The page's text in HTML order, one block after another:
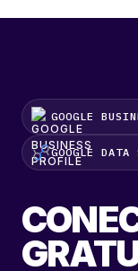
GOOGLE
GOOGLE DATA